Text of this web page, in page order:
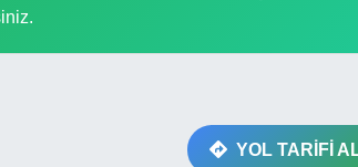
YOL TARİFİ